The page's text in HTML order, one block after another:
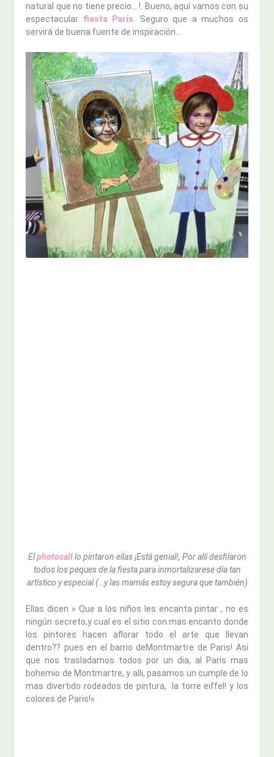
natural que no tiene precio… !. Bueno, aquí vamos con su
espectacular fiesta París . Seguro que a muchos os
servirá de buena fuente de inspiración…
Elphotocall lo pintaron ellas ¡Está genial!, Por allí desfilaron
todos los peques de la fiesta para inmortalizarese día tan
artístico y especial (…y las mamás estoy segura que también)
Ellas dicen » Que a los niños les encanta pintar , no es
ningún secreto,y cual es el sitio con mas encanto donde
los pintores hacen aflorar todo el arte que llevan
dentro?? pues en el barrio deMontmartre de Paris! Asi
que nos trasladamos todos por un dia, al Paris mas
bohemio de Montmartre, y alli, pasamos un cumple de lo
mas divertido rodeados de pintura, la torre eiffel! y los
colores de Paris!»